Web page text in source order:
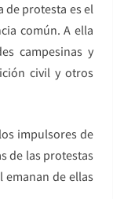
de protesta es el
común. A ella
campesinas y
civil y otros
impulsores de
de las protestas
emanan de ellas